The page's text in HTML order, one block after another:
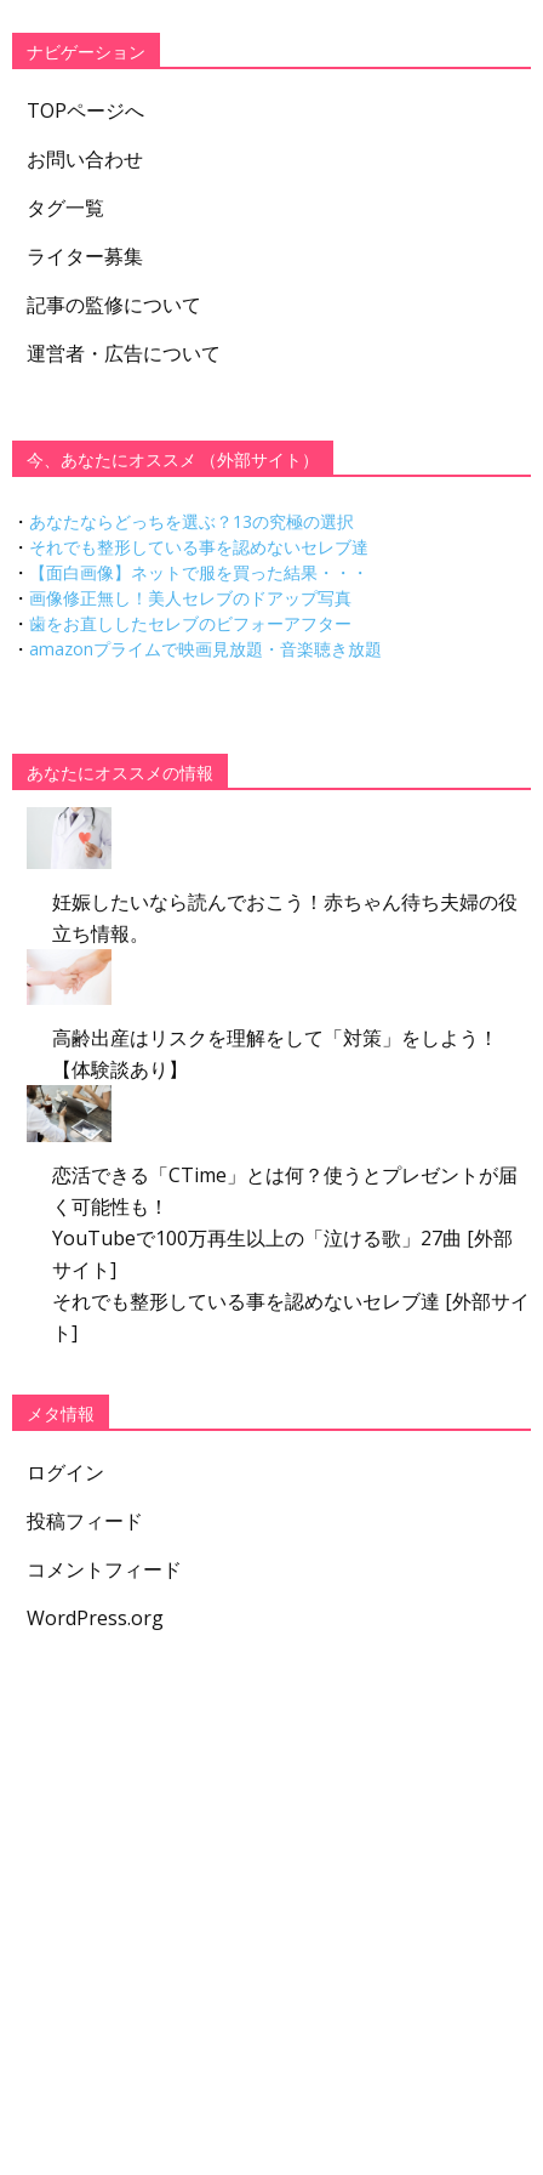
ー
ナビゲーション
TOPページへ
お問い合わせ
タグ一覧
ライター募集
記事の監修について
運営者・広告について
今、あなたにオススメ （外部サイト）
・ あなたならどっちを選ぶ？13の究極の選択
・ それでも整形している事を認めないセレブ達
・
【面白画像】ネットで服を買った結果・・・
・ 画像修正無し！美人セレブのドアップ写真
・ 歯をお直ししたセレブのビフォーアフター
・ amazonプライムで映画見放題・音楽聴き放題
あなたにオススメの情報
妊娠したいなら読んでおこう！赤ちゃん待ち夫婦の役
立ち情報。
高齢出産はリスクを理解をして「対策」をしよう！
【体験談あり】
恋活できる「CTime」とは何？使うとプレゼントが届
く可能性も！
YouTubeで100万再生以上の「泣ける歌」27曲 [外部
サイト]
それでも整形している事を認めないセレブ達 [外部サイ
ト]
メタ情報
ログイン
投稿フィード
コメントフィード
WordPress.org